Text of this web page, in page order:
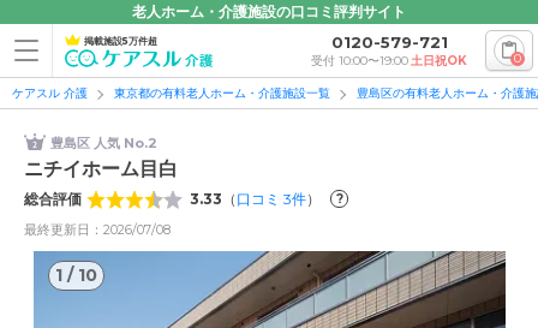
老人ホーム・介護施設の口コミ評判サイト
掲載施設5万件超 0120-579-721
受付 10:00〜19:00土日祝OK 0
ケアスル 介護 東京都の有料老人ホーム・介護施設一覧 豊島区の有料老人ホーム・介護
豊島区 人気 No.2
ニチイホーム目白
総合評価 3.33 （ 口コミ 3件） ?
最終更新日：2026/07/08
1 / 10
1/10